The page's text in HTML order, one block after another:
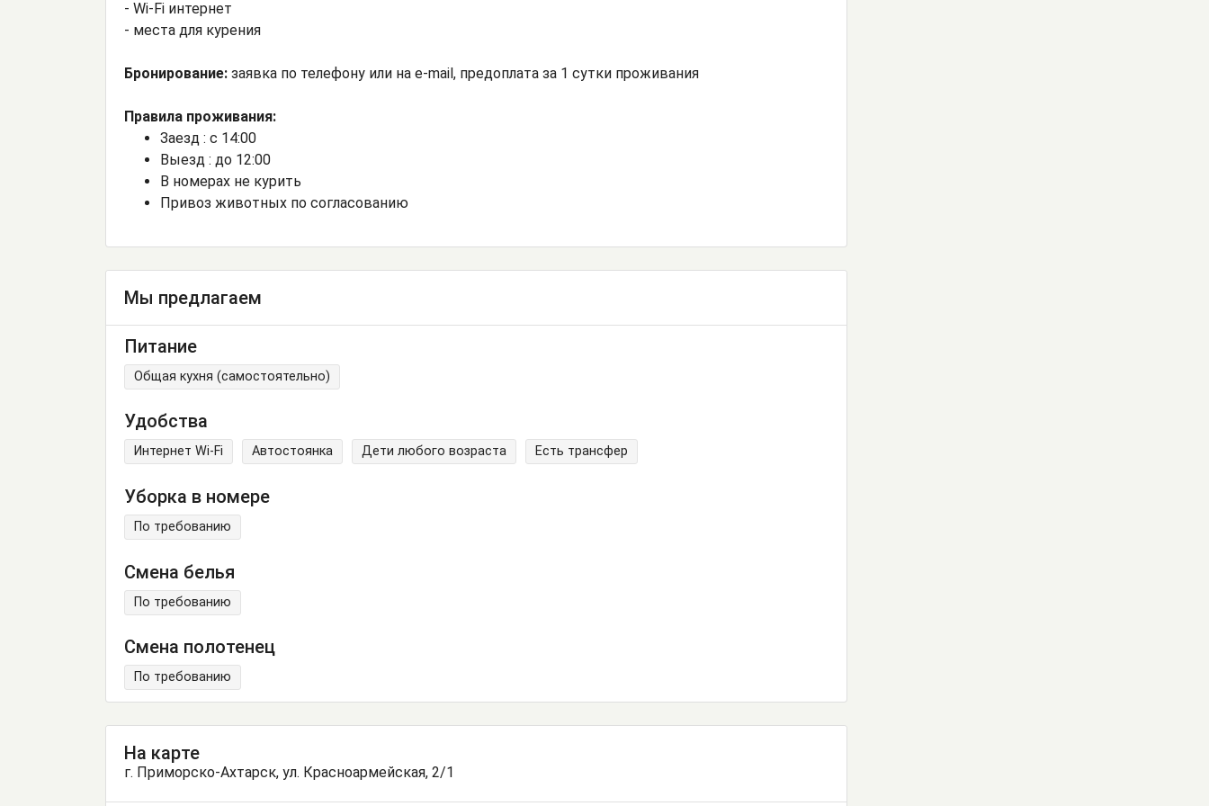
- Wi-Fi интернет
- места для курения
Бронирование: заявка по телефону или на e-mail, предоплата за 1 сутки проживания
Правила проживания:
Заезд : с 14:00
Выезд : до 12:00
В номерах не курить
Привоз животных по согласованию
Мы предлагаем
Питание
Общая кухня (самостоятельно)
Удобства
Интернет Wi-Fi Автостоянка Дети любого возраста Есть трансфер
Уборка в номере
По требованию
Смена белья
По требованию
Смена полотенец
По требованию
На карте
г. Приморско-Ахтарск, ул. Красноармейская, 2/1